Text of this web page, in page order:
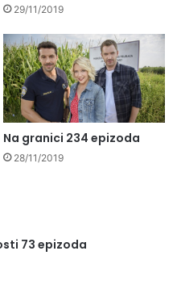
29/11/2019
Na granici 234 epizoda
28/11/2019
73 epizoda